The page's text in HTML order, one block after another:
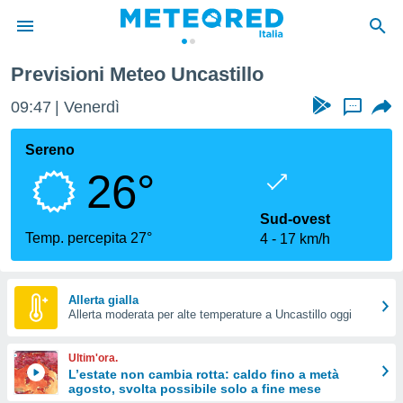
di
per
le
di
Web
le
Previsioni Meteo Uncastillo
09:47 Venerdì ...
Sereno
26°
Temp. percepita 27°
Sud-ovest
4
17 km/h
Allerta gialla
Allerta moderata per alte temperature a Uncastillo oggi
Ultim'ora.
L’estate non cambia rotta: caldo fino a metà
agosto, svolta possibile solo a fine mese